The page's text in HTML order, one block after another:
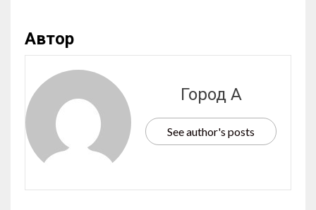
Автор
Город А
See author's posts